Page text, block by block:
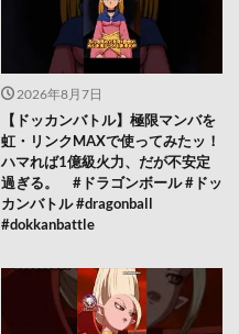
2026年8月7日
【ドッカンバトル】極限マンバを
虹・リンクMAXで使ってみたッ！
ハマれば1億級火力、だが不安定
過ぎる。 #ドラゴンボール #ドッ
カンバトル #dragonball
#dokkanbattle